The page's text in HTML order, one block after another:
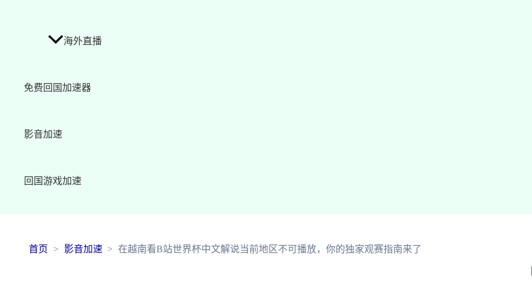
海外直播
免费回国加速器
影音加速
回国游戏加速
首页 影音加速 在越南看B站世界杯中文解说当前地区不可播放，你的独家观赛指南来了